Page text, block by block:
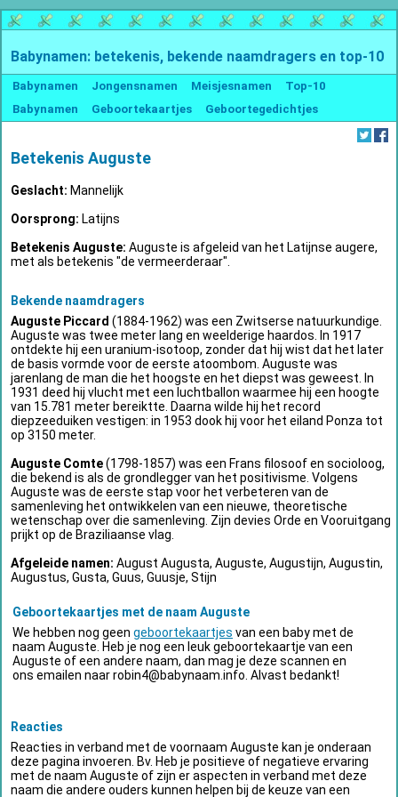
Babynamen: betekenis, bekende naamdragers en top-10
Babynamen Jongensnamen Meisjesnamen
Top-10
Babynamen
Geboortekaartjes Geboortegedichtjes
Betekenis Auguste
Geslacht: Mannelijk
Oorsprong: Latijns
Betekenis Auguste: Auguste is afgeleid van het Latijnse augere,
met als betekenis "de vermeerderaar".
Bekende naamdragers
Auguste Piccard (1884-1962) was een Zwitserse natuurkundige.
Auguste was twee meter lang en weelderige haardos. In 1917
ontdekte hij een uranium-isotoop, zonder dat hij wist dat het later
de basis vormde voor de eerste atoombom. Auguste was
jarenlang de man die het hoogste en het diepst was geweest. In
1931 deed hij vlucht met een luchtballon waarmee hij een hoogte
van 15.781 meter bereiktte. Daarna wilde hij het record
diepzeeduiken vestigen: in 1953 dook hij voor het eiland Ponza tot
op 3150 meter.
Auguste Comte(1798-1857) was een Frans filosoof en socioloog,
die bekend is als de grondlegger van het positivisme. Volgens
Auguste was de eerste stap voor het verbeteren van de
samenleving het ontwikkelen van een nieuwe, theoretische
wetenschap over die samenleving. Zijn devies Orde en Vooruitgang
prijkt op de Braziliaanse vlag.
Afgeleide namen: August Augusta, Auguste, Augustijn, Augustin,
Augustus, Gusta, Guus, Guusje, Stijn
Geboortekaartjes met de naam Auguste
We hebben nog geen geboortekaartjes van een baby met de
naam Auguste. Heb je nog een leuk geboortekaartje van een
Auguste of een andere naam, dan mag je deze scannen en
ons emailen naarrobin4@babynaam.info . Alvast bedankt!
Reacties
Reacties in verband met de voornaam Auguste kan je onderaan
deze pagina invoeren. Bv. Heb je positieve of negatieve ervaring
met de naam Auguste of zijn er aspecten in verband met deze
naam die andere ouders kunnen helpen bij de keuze van een